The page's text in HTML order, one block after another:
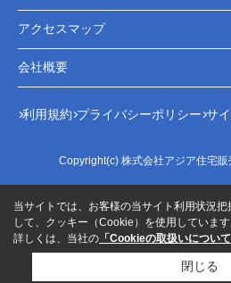
アクセスマップ
会社概要
利用規約 プライバシーポリシー サ
Copyright(c) 株式会社アジア住宅
当サイトでは、お客様の当サイト利用状況
して、クッキー（Cookie）を使用しています
詳しくは、当社の 「Cookieの取扱いについて
閉じる